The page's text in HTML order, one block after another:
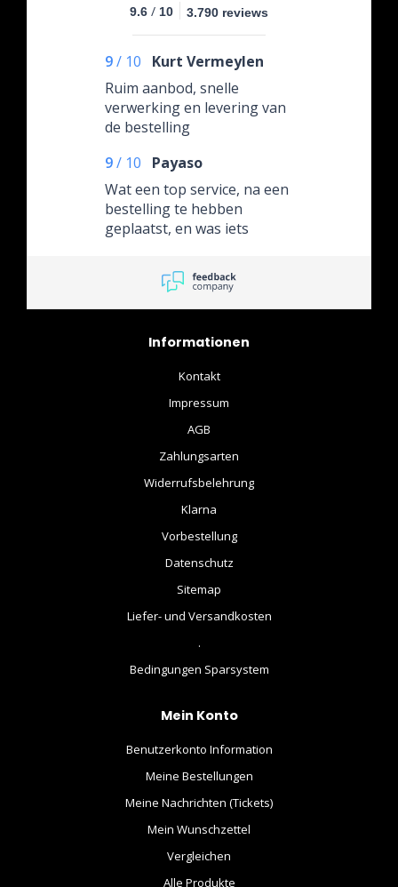
9.6 / 10 3.790 reviews
9/ 10
Kurt Vermeylen
Ruim aanbod, snelle
verwerking en levering van
de bestelling
9/ 10
Payaso
Wat een top service, na een
bestelling te hebben
geplaatst, en was iets
kon het gewoon
toegevoegd worden aan
mijn bestelling! Eerst keer
en netjes en verzorgd
Informationen
Kontakt
Impressum
AGB
Zahlungsarten
Widerrufsbelehrung
Klarna
Vorbestellung
Datenschutz
Sitemap
Liefer- und Versandkosten
.
Bedingungen Sparsystem
Mein Konto
Benutzerkonto Information
Meine Bestellungen
Meine Nachrichten (Tickets)
Mein Wunschzettel
Vergleichen
Alle Produkte